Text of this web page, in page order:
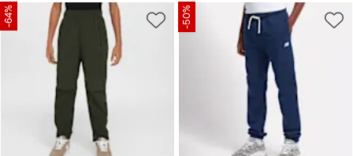
-64% -50%